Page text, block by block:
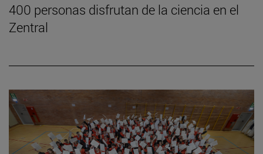
400 personas disfrutan de la ciencia en el
Zentral